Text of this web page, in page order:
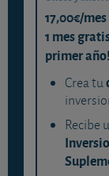
17,00€/mes
1 mes
primer año!
Crea tu
Recibe